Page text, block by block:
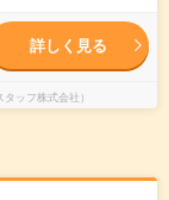
詳しく見る
ッフ株式会社）